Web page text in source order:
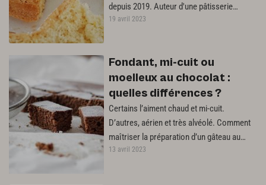
depuis 2019. Auteur d'une pâtisserie
élégante et peu sucrée, qui joue sur les…
19 avril 2023
Fondant, mi-cuit ou
moelleux au chocolat :
quelles différences ?
Certains l’aiment chaud et mi-cuit.
D’autres, aérien et très alvéolé. Comment
maîtriser la préparation d’un gâteau au
chocolat pour qu’il sorte du four…
13 avril 2023